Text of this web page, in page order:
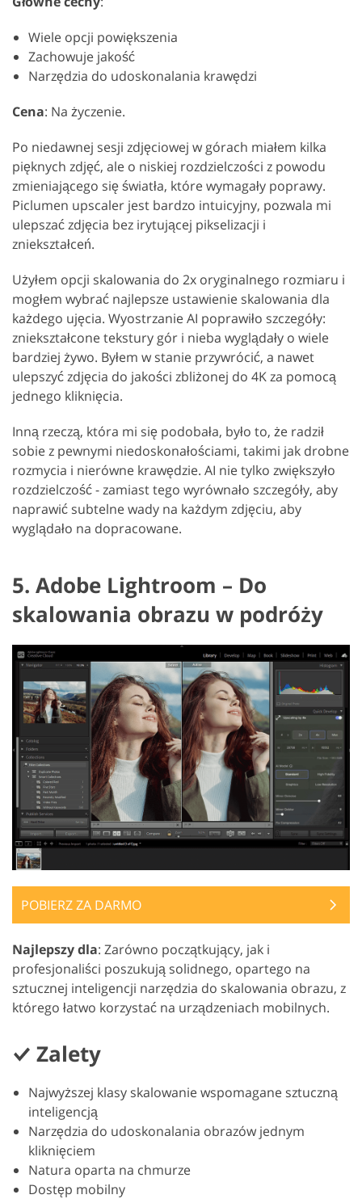
Wiele opcji powiększenia
Zachowuje jakość
Narzędzia do udoskonalania krawędzi
Cena: Na życzenie.
Po niedawnej sesji zdjęciowej w górach miałem kilka
pięknych zdjęć, ale o niskiej rozdzielczości z powodu
zmieniającego się światła, które wymagały poprawy.
Piclumen upscaler jest bardzo intuicyjny, pozwala mi
ulepszać zdjęcia bez irytującej pikselizacji i
zniekształceń.
Użyłem opcji skalowania do 2x oryginalnego rozmiaru i
mogłem wybrać najlepsze ustawienie skalowania dla
każdego ujęcia. Wyostrzanie AI poprawiło szczegóły:
zniekształcone tekstury gór i nieba wyglądały o wiele
bardziej żywo. Byłem w stanie przywrócić, a nawet
ulepszyć zdjęcia do jakości zbliżonej do 4K za pomocą
jednego kliknięcia.
Inną rzeczą, która mi się podobała, było to, że radził
sobie z pewnymi niedoskonałościami, takimi jak drobne
rozmycia i nierówne krawędzie. AI nie tylko zwiększyło
rozdzielczość - zamiast tego wyrównało szczegóły, aby
naprawić subtelne wady na każdym zdjęciu, aby
wyglądało na dopracowane.
5. Adobe Lightroom – Do
skalowania obrazu w podróży
POBIERZ ZA DARMO
Najlepszy dla: Zarówno początkujący, jak i
profesjonaliści poszukują solidnego, opartego na
sztucznej inteligencji narzędzia do skalowania obrazu, z
którego łatwo korzystać na urządzeniach mobilnych.
Zalety
Najwyższej klasy skalowanie wspomagane sztuczną
inteligencją
Narzędzia do udoskonalania obrazów jednym
kliknięciem
Natura oparta na chmurze
Dostęp mobilny